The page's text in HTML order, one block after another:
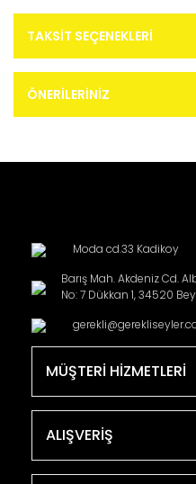
TAKSIT SEÇENEKLERI
ÖNERILERINIZ
Moda cd.33 Kadikoy
Barış Mah. Akdeniz Cd.
No: 7 Dükkan 1, 34520
MÜŞTERİ HİZMETLERİ
ALIŞVERİŞ